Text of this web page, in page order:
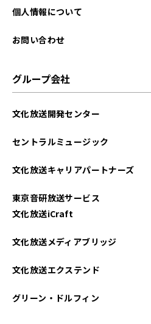
個人情報について
お問い合わせ
グループ会社
文化放送開発センター
セントラルミュージック
文化放送キャリアパートナーズ
東京音研放送サービス
文化放送iCraft
文化放送メディアブリッジ
文化放送エクステンド
グリーン・ドルフィン